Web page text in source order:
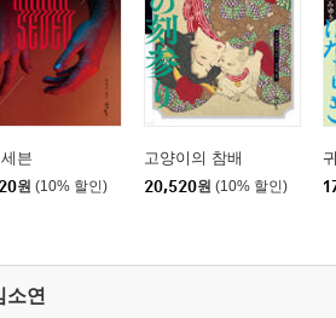
븐
원 (10% 할인)
고양이의 참배
20,520원 (10% 할인)
소연